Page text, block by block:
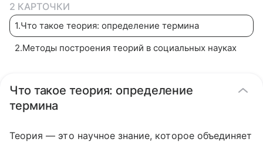
2 КАРТОЧКИ
1.Что такое теория: определение термина
2.Методы построения теорий в социальных науках
Что такое теория: определение
термина
Теория — это научное знание, которое объединяет